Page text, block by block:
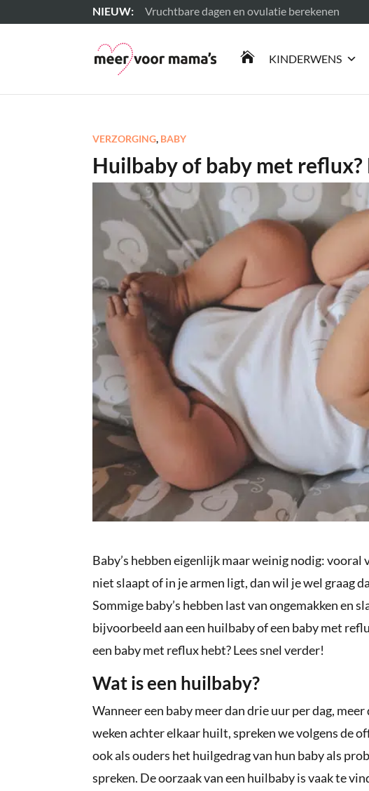
Vruchtbare dagen en ovulatie berekenen
Lees meer
 KINDERWENS
VERZORGING, BABY
Huilbaby of baby met
Baby’s hebben eigenlijk maar weinig nodig: vooral
niet slaapt of in je armen ligt, dan wil je wel graag
Sommige baby’s hebben last van ongemakken en
bijvoorbeeld aan een huilbaby of een baby met
een baby met reflux hebt? Lees snel verder!
Wat is een huilbaby?
Wanneer een baby meer dan drie uur per dag,
weken achter elkaar huilt, spreken we volgens de
ook als ouders het huilgedrag van hun baby als
spreken. De oorzaak van een huilbaby is vaak te